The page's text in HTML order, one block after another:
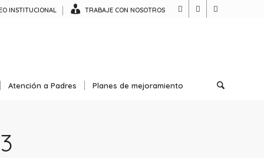
INSTITUCIONAL TRABAJE CON NOSOTROS
Atención a Padres Planes de mejoramiento